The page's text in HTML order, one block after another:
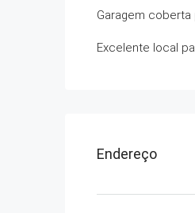
Garagem coberta
Excelente local
Endereço